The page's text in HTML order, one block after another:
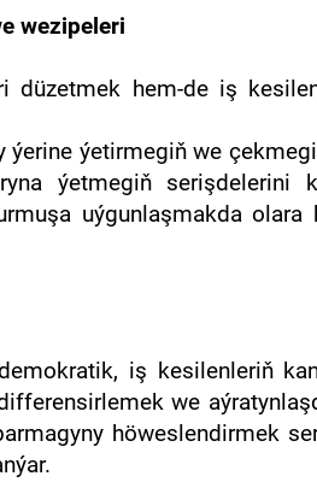
wezipeleri
düzetmek hem-de iş
ýerine ýetirmegiň we
ýetmegiň serişdelerini
uýgunlaşmakda olara
iş kesilenleriň
we
höweslendirmek